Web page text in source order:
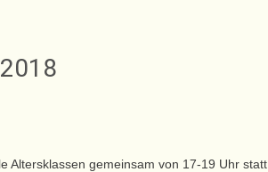
Altersklassen gemeinsam von 17-19 Uhr statt.